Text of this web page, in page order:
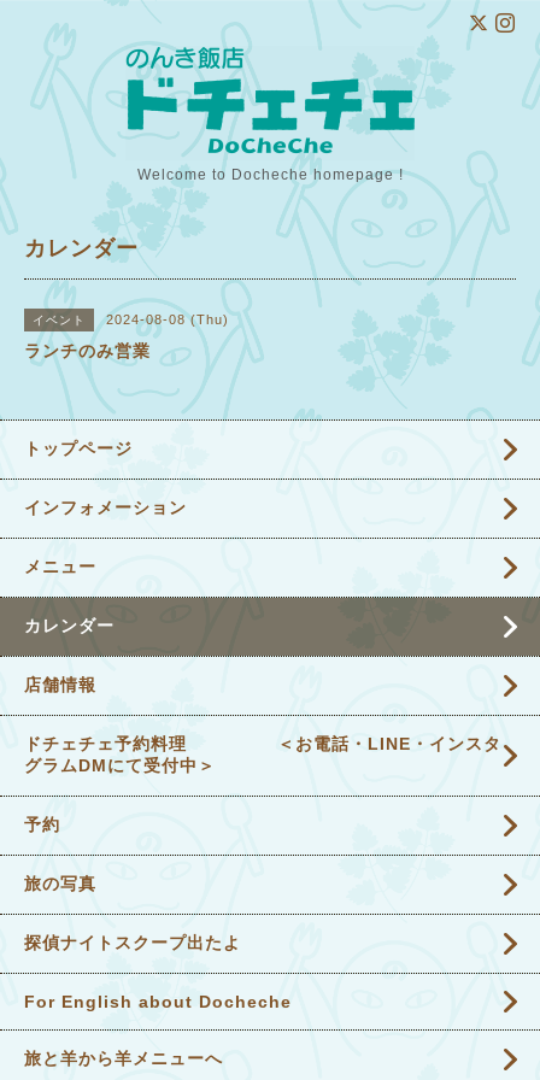
Welcome to Docheche homepage !
カレンダー
イベント 2024-08-08 (Thu)
ランチのみ営業
トップページ
インフォメーション
メニュー
カレンダー
店舗情報
ドチェチェ予約料理 ＜お電話・LINE・インスタ
グラムDMにて受付中＞
予約
旅の写真
探偵ナイトスクープ出たよ
For English about Docheche
旅と羊から羊メニューへ